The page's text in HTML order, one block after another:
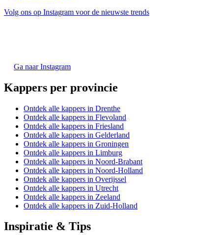
Volg ons op Instagram voor de nieuwste trends
Ga naar Instagram
Kappers per provincie
Ontdek alle kappers in Drenthe
Ontdek alle kappers in Flevoland
Ontdek alle kappers in Friesland
Ontdek alle kappers in Gelderland
Ontdek alle kappers in Groningen
Ontdek alle kappers in Limburg
Ontdek alle kappers in Noord-Brabant
Ontdek alle kappers in Noord-Holland
Ontdek alle kappers in Overijssel
Ontdek alle kappers in Utrecht
Ontdek alle kappers in Zeeland
Ontdek alle kappers in Zuid-Holland
Inspiratie & Tips